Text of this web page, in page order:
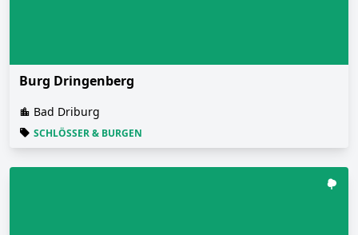
Burg Dringenberg
Bad Driburg
SCHLÖSSER & BURGEN